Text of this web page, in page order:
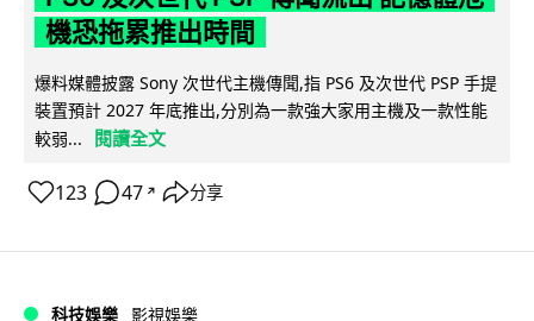
機恐拖累推出時間
爆料媒體披露 Sony 次世代主機傳聞,指 PS6 及次世代 PSP 手提
裝置預計 2027 年底推出,分別為一款強大家用主機及一款性能
較弱...
閱讀全文
123 47 ↗ 分享
科技娛樂 影視娛樂